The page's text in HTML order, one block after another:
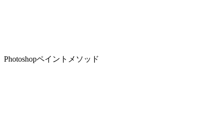
Photoshopペイントメソッド